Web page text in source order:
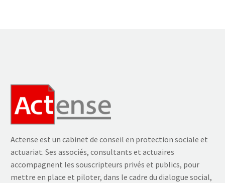
Actense est un cabinet de conseil en protection sociale et
actuariat. Ses associés, consultants et actuaires
accompagnent les souscripteurs privés et publics, pour
mettre en place et piloter, dans le cadre du dialogue social,